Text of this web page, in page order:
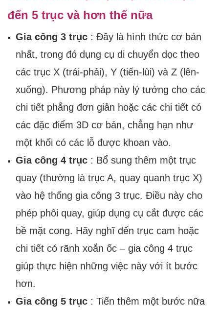
đến 5 trục và hơn thế nữa
Gia công 3 trục: Đây là hình thức cơ bản
nhất, trong đó dụng cụ di chuyển dọc theo
các trục X (trái-phải), Y (tiến-lùi) và Z (lên-
xuống). Phương pháp này lý tưởng cho các
chi tiết phẳng đơn giản hoặc các chi tiết có
các đặc điểm 3D cơ bản, chẳng hạn như
một khối có các lỗ được khoan vào.
Gia công 4 trục: Bổ sung thêm một trục
quay (thường là trục A, quay quanh trục X)
vào hệ thống gia công 3 trục. Điều này cho
phép phôi quay, giúp dụng cụ cắt được các
bề mặt cong. Hãy nghĩ đến trục cam hoặc
chi tiết có rãnh xoắn ốc – gia công 4 trục
giúp thực hiện những việc này với ít bước
hơn.
Gia công 5 trục: Tiến thêm một bước nữa